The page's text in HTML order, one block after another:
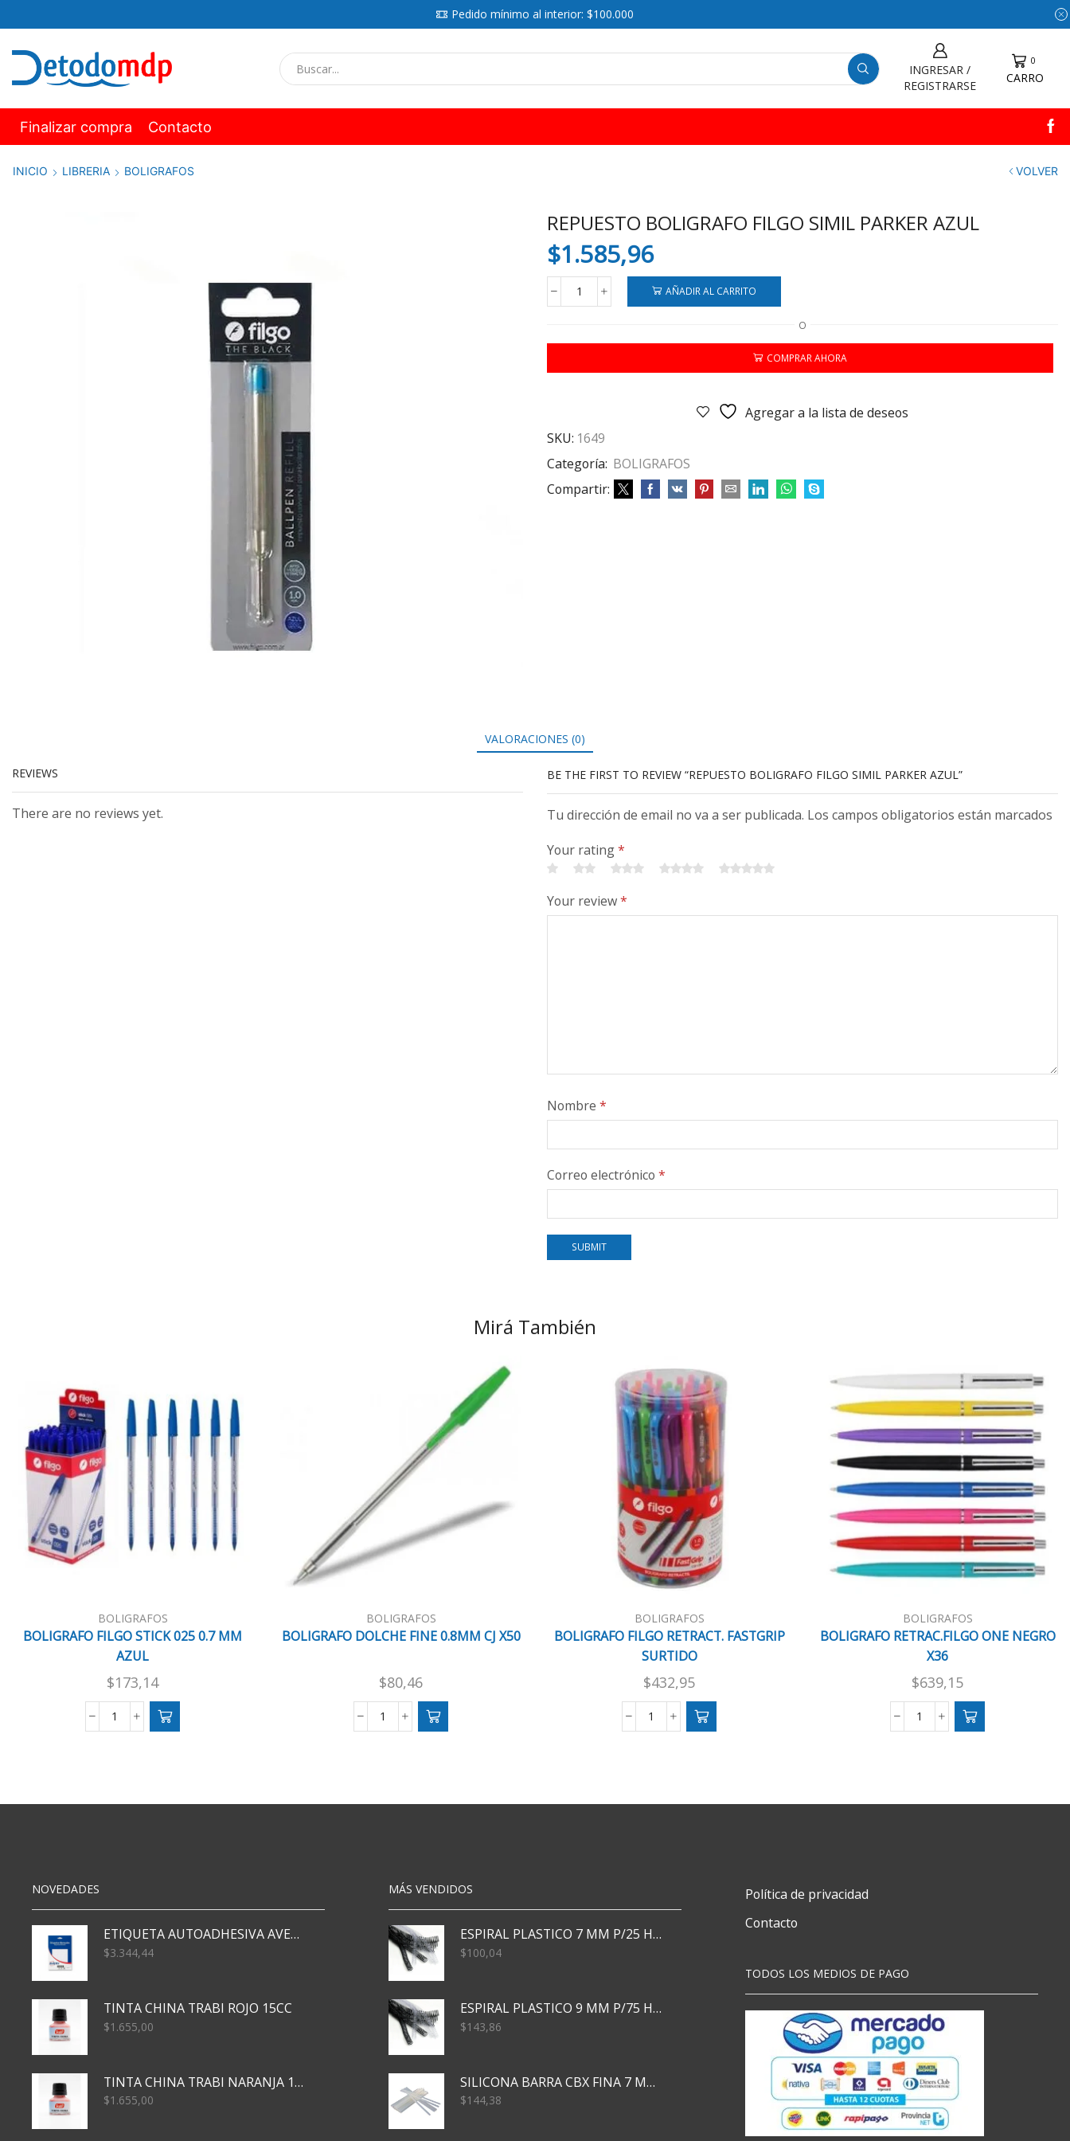
Pedido mínimo al interior: $100.000
INGRESAR /
REGISTRARSE
0
CARRO
Finalizar compra Contacto
INICIO LIBRERIA BOLIGRAFOS VOLVER
REPUESTO BOLIGRAFO FILGO SIMIL PARKER AZUL
$1.585,96
REPUESTO
SIMIL
AZUL
AÑADIR AL CARRITO
O
COMPRAR AHORA
Agregar a la lista de deseos
SKU: 1649
Categoría: BOLIGRAFOS
Compartir:
VALORACIONES (0)
REVIEWS
There are no reviews yet.
BE THE FIRST TO REVIEW “REPUESTO BOLIGRAFO FILGO SIMIL PARKER AZUL”
Tu dirección de email no va a ser publicada. Los campos obligatorios están marcados
Your rating*
Your review*
Nombre *
Correo electrónico *
Mirá También
BOLIGRAFOS
BOLIGRAFO FILGO STICK 025 0.7 MM
AZUL
$173,14
BOLIGRAFO
MM
BOLIGRAFOS
BOLIGRAFO DOLCHE FINE 0.8MM CJ X50
$80,46
BOLIGRAFO
X50
BOLIGRAFOS
BOLIGRAFO FILGO RETRACT. FASTGRIP
SURTIDO
$432,95
BOLIGRAFO
cantidad
BOLIGRAFOS
BOLIGRAFO RETRAC.FILGO ONE NEGRO
X36
$639,15
BOLIGRAFO
cantidad
NOVEDADES
ETIQUETA AUTOADHESIVA AVERY 3026 30H 20 X 70
$3.344,44
TINTA CHINA TRABI ROJO 15CC
$1.655,00
TINTA CHINA TRABI NARANJA 15CC
$1.655,00
MÁS VENDIDOS
ESPIRAL PLASTICO 7 MM P/25 HJS X50x3000
$100,04
ESPIRAL PLASTICO 9 MM P/75 HJS X50X2400
$143,86
SILICONA BARRA CBX FINA 7 MM 28 CM
$144,38
Política de privacidad
Contacto
TODOS LOS MEDIOS DE PAGO